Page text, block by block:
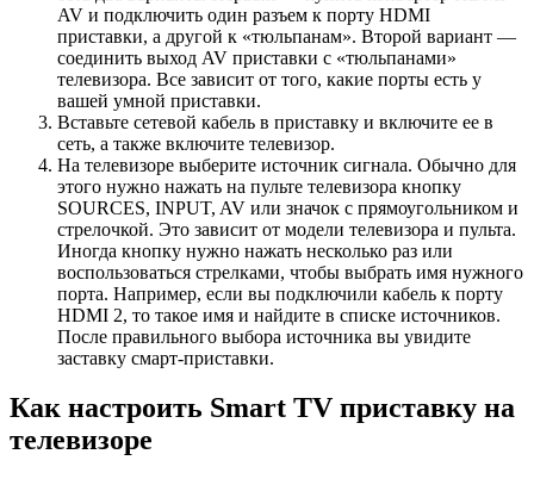
AV и подключить один разъем к порту HDMI
приставки, а другой к «тюльпанам». Второй вариант —
соединить выход AV приставки с «тюльпанами»
телевизора. Все зависит от того, какие порты есть у
вашей умной приставки.
Вставьте сетевой кабель в приставку и включите ее в
сеть, а также включите телевизор.
На телевизоре выберите источник сигнала. Обычно для
этого нужно нажать на пульте телевизора кнопку
SOURCES, INPUT, AV или значок с прямоугольником и
стрелочкой. Это зависит от модели телевизора и пульта.
Иногда кнопку нужно нажать несколько раз или
воспользоваться стрелками, чтобы выбрать имя нужного
порта. Например, если вы подключили кабель к порту
HDMI 2, то такое имя и найдите в списке источников.
После правильного выбора источника вы увидите
заставку смарт-приставки.
Как настроить Smart TV приставку на
телевизоре